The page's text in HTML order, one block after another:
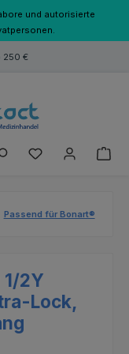
und autorisierte
250 €
Du hast 0
Passend für Bonart®
2Y
Lock,